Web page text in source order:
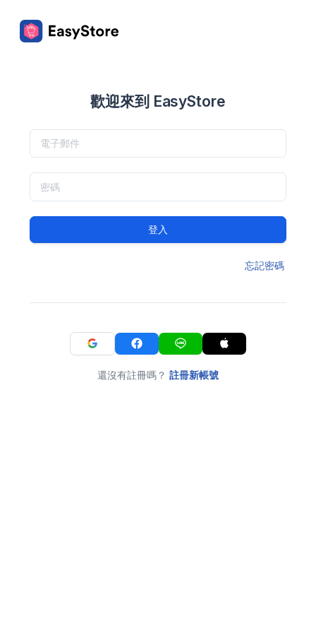
歡迎來到 EasyStore
登入
忘記密碼
還沒有註冊嗎？ 註冊新帳號